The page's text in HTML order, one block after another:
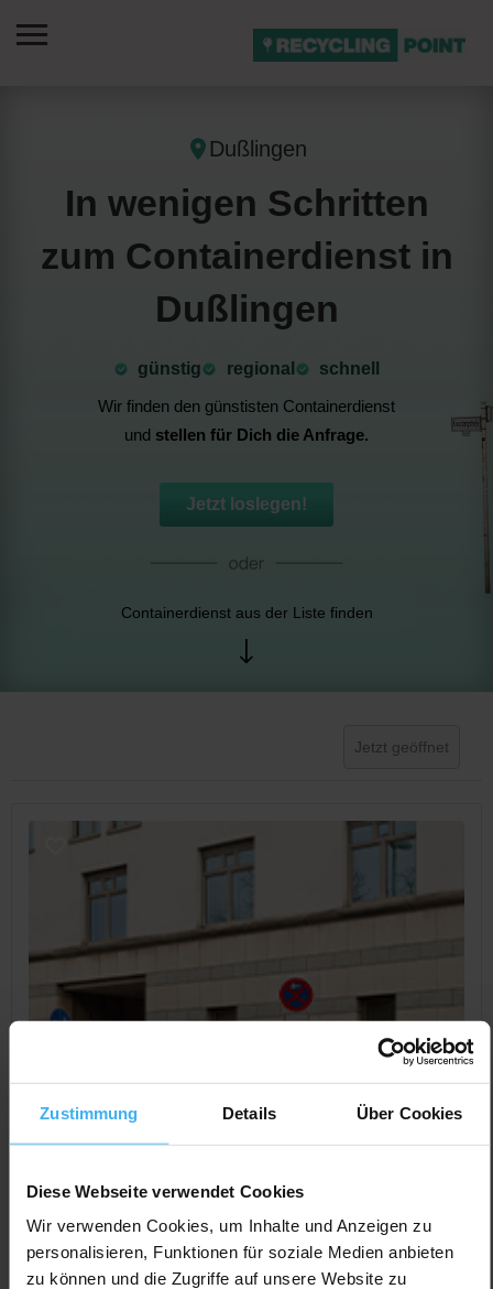
Zustimmung Details Über Cookies
Diese Webseite verwendet Cookies
Wir verwenden Cookies, um Inhalte und Anzeigen zu
personalisieren, Funktionen für soziale Medien anbieten
zu können und die Zugriffe auf unsere Website zu
Dußlingen
In wenigen Schritten
zum Containerdienst in
Dußlingen
günstig ⁠regional
schnell
Wir finden den günstisten Containerdienst
und stellen für Dich die Anfrage.
Jetzt loslegen!
Containerdienst aus der Liste finden
Jetzt geöffnet
CONTAINERDIENST